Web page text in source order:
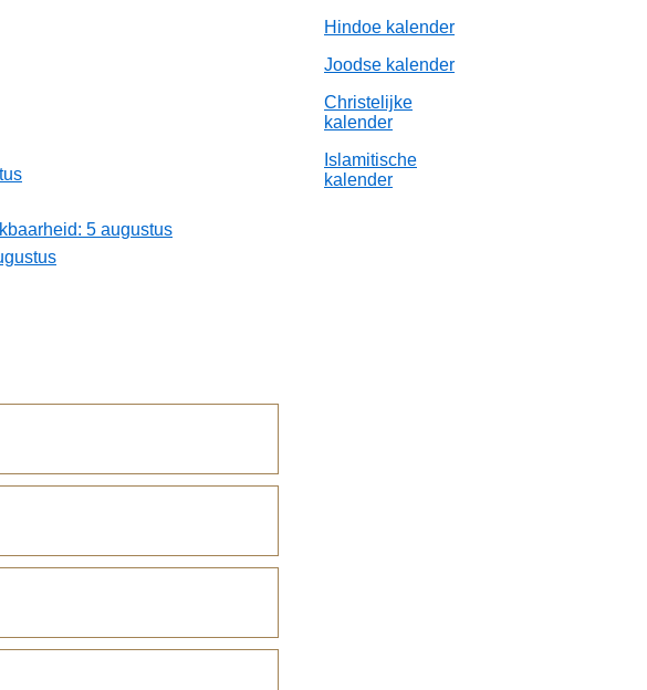
5 augustus
Hindoe kalender
Joodse kalender
Christelijke
kalender
Islamitische
kalender